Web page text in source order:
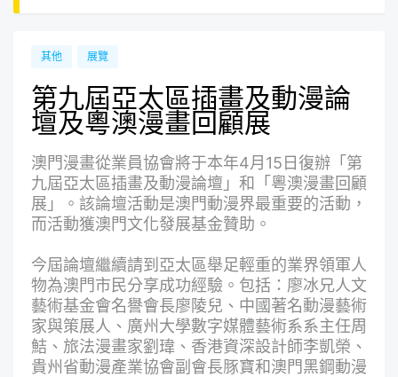
其他 展覽
第九屆亞太區插畫及動漫論
壇及粵澳漫畫回顧展
澳門漫畫從業員協會將于本年4月15日復辦「第
九屆亞太區插畫及動漫論壇」和「粵澳漫畫回顧
展」。該論壇活動是澳門動漫界最重要的活動，
而活動獲澳門文化發展基金贊助。
今屆論壇繼續請到亞太區舉足輕重的業界領軍人
物為澳門市民分享成功經驗。包括：廖冰兄人文
藝術基金會名譽會長廖陵兒、中國著名動漫藝術
家與策展人、廣州大學數字媒體藝術系系主任周
鮚、旅法漫畫家劉瑋、香港資深設計師李凱榮、
貴州省動漫產業協會副會長豚寶和澳門黑鋼動漫